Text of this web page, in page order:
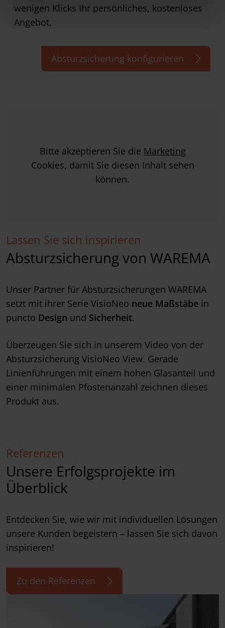
wenigen Klicks Ihr persönliches, kostenloses
Angebot.
Absturzsicherung konfigurieren
Bitte akzeptieren Sie die Marketing
Cookies, damit Sie diesen Inhalt sehen
können.
Lassen Sie sich inspirieren
Absturzsicherung von WAREMA
Unser Partner für Absturzsicherungen WAREMA
setzt mit ihrer Serie VisioNeo neue Maßstäbe in
puncto Design und Sicherheit.
Überzeugen Sie sich in unserem Video von der
Absturzsicherung VisioNeo View. Gerade
Linienführungen mit einem hohen Glasanteil und
einer minimalen Pfostenanzahl zeichnen dieses
Produkt aus.
Referenzen
Unsere Erfolgsprojekte im
Überblick
Entdecken Sie, wie wir mit individuellen Lösungen
unsere Kunden begeistern – lassen Sie sich davon
inspirieren!
Zu den Referenzen